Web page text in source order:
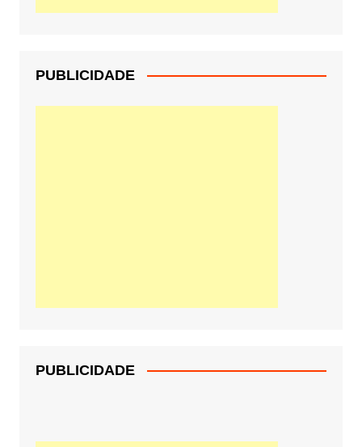
PUBLICIDADE
PUBLICIDADE